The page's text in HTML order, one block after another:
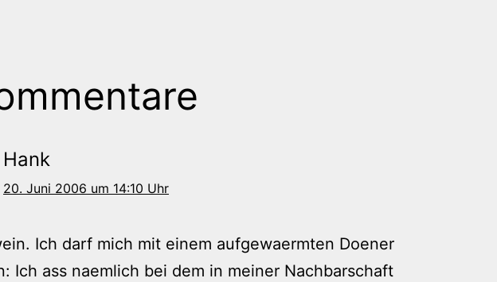
Hank
20. Juni 2006 um 14:10 Uhr
Ich darf mich mit einem aufgewaermten Doener
Ich ass naemlich bei dem in meiner Nachbarschaft